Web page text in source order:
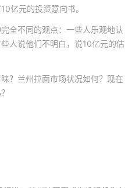
亿元的投资意向书。
全不同的观点：一些人乐观地认
人说他们不明白，说10亿元的估
？兰州拉面市场状况如何？现在